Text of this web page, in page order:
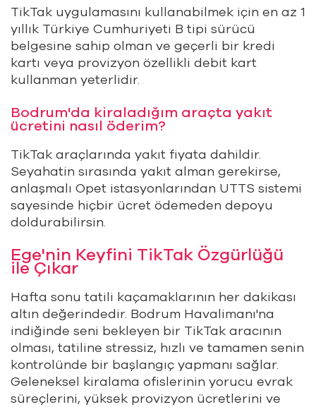
TikTak uygulamasını kullanabilmek için en az 1
yıllık Türkiye Cumhuriyeti B tipi sürücü
belgesine sahip olman ve geçerli bir kredi
kartı veya provizyon özellikli debit kart
kullanman yeterlidir.
Bodrum'da kiraladığım araçta yakıt
ücretini nasıl öderim?
TikTak araçlarında yakıt fiyata dahildir.
Seyahatin sırasında yakıt alman gerekirse,
anlaşmalı Opet istasyonlarından UTTS sistemi
sayesinde hiçbir ücret ödemeden depoyu
doldurabilirsin.
Ege'nin Keyfini TikTak Özgürlüğü
ile Çıkar
Hafta sonu tatili kaçamaklarının her dakikası
altın değerindedir. Bodrum Havalimanı'na
indiğinde seni bekleyen bir TikTak aracının
olması, tatiline stressiz, hızlı ve tamamen senin
kontrolünde bir başlangıç yapmanı sağlar.
Geleneksel kiralama ofislerinin yorucu evrak
süreçlerini, yüksek provizyon ücretlerini ve